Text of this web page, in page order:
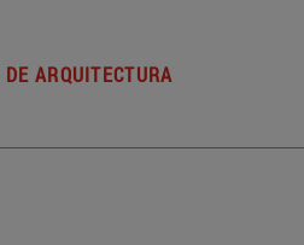
ARQUITECTURA